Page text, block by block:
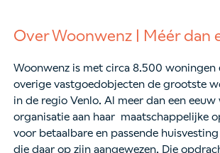
Over Woonwenz | Méér dan
Woonwenz is met circa 8.500 woningen
overige vastgoedobjecten de grootste
in de regio Venlo. Al meer dan een
organisatie aan haar maatschappelijke
voor betaalbare en passende
die daar op zijn aangewezen. Die